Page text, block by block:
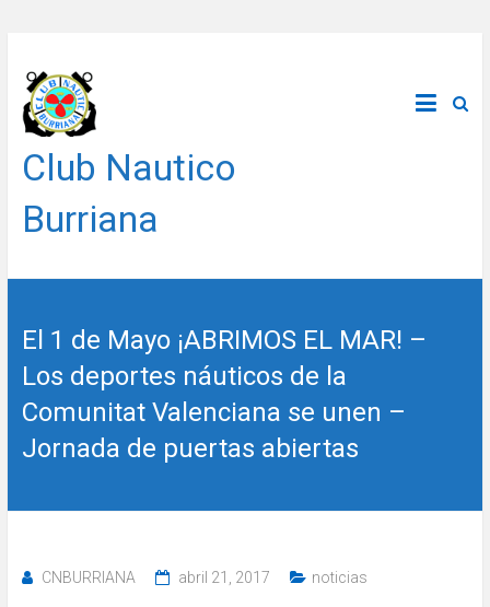
contenido
Club Nautico
Burriana
El 1 de Mayo ¡ABRIMOS EL MAR! –
Los deportes náuticos de la
Comunitat Valenciana se unen –
Jornada de puertas abiertas
CNBURRIANA abril 21, 2017 noticias